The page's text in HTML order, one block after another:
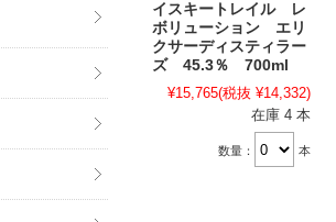
イスキートレイル レ
ボリューション エリ
クサーディスティラー
ズ 45.3％ 700ml
¥15,765(税抜 ¥14,332)
在庫 4 本
数量： 本